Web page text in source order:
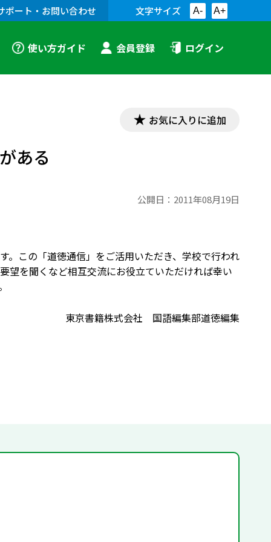
ポート・お問い合わせ 文字サイズ A- A+
使い方ガイド 会員登録 ログイン
お気に入りに追加
ある
公開日： 2011年08月19日
。この「道徳通信」をご活用いただき、学校で行われ
望を聞くなど相互交流にお役立ていただければ幸い
東京書籍株式会社 国語編集部道徳編集